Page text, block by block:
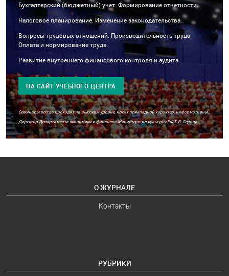
Бухгалтерский (бюджетный) учет. Формирование отчетности.
Налоговое планирование. Изменение законодательства.
Вопросы трудовых отношений. Производительность труда.
Оплата и нормирование труда.
Развитие внутреннего финансового контроля и аудита.
НА САЙТ УЧЕБНОГО ЦЕНТРА
Семинары всегда проходят на высоком уровне, носят прикладной характер, информативны.
Директор Департамента экономики и финансов Министерства культуры РФ Т. В. Серова
О ЖУРНАЛЕ
Контакты
РУБРИКИ